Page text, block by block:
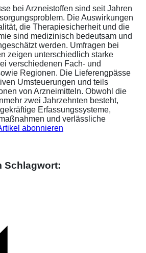
bei Arzneistoffen sind seit Jahren
Die Auswirkungen
die Therapiesicherheit und die
sind medizinisch bedeutsam und
werden. Umfragen bei
zeigen unterschiedlich starke
verschiedenen Fach- und
Regionen. Die Lieferengpässe
Umsteuerungen und teils
von Arzneimitteln. Obwohl die
zwei Jahrzehnten besteht,
Erfassungssysteme,
und verlässliche
abonnieren
Schlagwort: